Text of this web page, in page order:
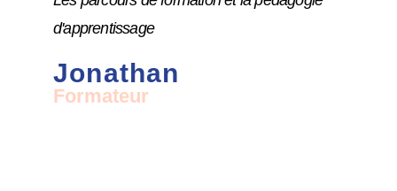
d'apprentissage
Jonathan
Formateur